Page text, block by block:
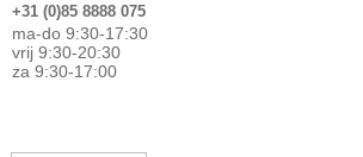
+31 (0)85 8888 075
ma-do 9:30-17:30
vrij 9:30-20:30
za 9:30-17:00